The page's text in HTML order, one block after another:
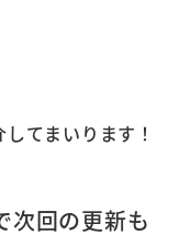
てまいります！
次回の更新も